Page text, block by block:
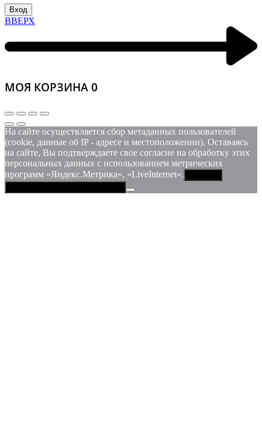
Вход
ВВЕРХ
МОЯ КОРЗИНА 0
На сайте осуществляется сбор метаданных пользователей
(cookie, данные об IP - адресе и местоположении). Оставаясь
на сайте, Вы подтверждаете свое согласие на обработку этих
персональных данных c использованием метрических
программ «Яндекс.Метрика», «LiveInternet».